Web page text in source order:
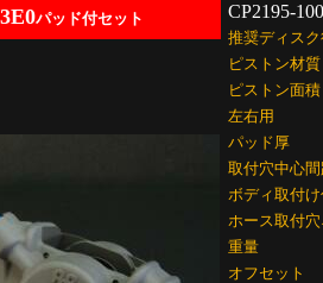
パッド付セット CP2195-
推奨ディス
ピストン材質
ピストン面積
左右用
パッド厚
取付穴中心
ボディ取付
ホース取付
重量
オフセット